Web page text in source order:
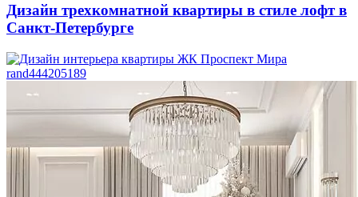
Дизайн трехкомнатной квартиры в стиле лофт в
Санкт-Петербурге